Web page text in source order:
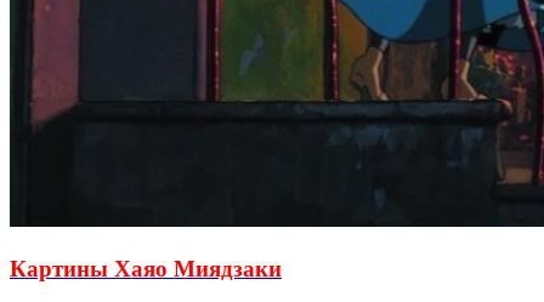
Картины Хаяо Миядзаки